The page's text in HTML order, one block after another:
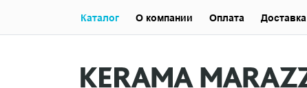
Каталог О компании Оплата Доставка